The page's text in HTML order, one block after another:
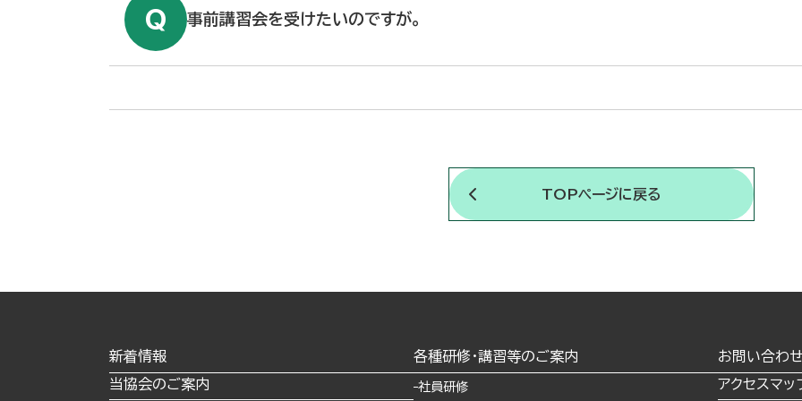
事前講習会を受けたいのですが。
TOPページに戻る
新着情報
当協会のご案内
各種研修・講習等のご案内
社員研修
お問い合わ
アクセスマッ